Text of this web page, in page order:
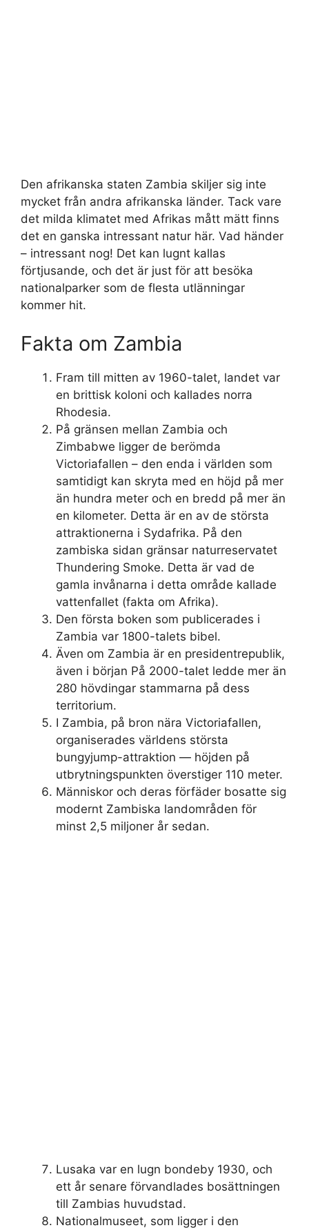
Den afrikanska staten Zambia skiljer sig inte
mycket från andra afrikanska länder. Tack vare
det milda klimatet med Afrikas mått mätt finns
det en ganska intressant natur här. Vad händer
– intressant nog! Det kan lugnt kallas
förtjusande, och det är just för att besöka
nationalparker som de flesta utlänningar
kommer hit.
Fakta om Zambia
Fram till mitten av 1960-talet, landet var
en brittisk koloni och kallades norra
Rhodesia.
På gränsen mellan Zambia och
Zimbabwe ligger de berömda
Victoriafallen – den enda i världen som
samtidigt kan skryta med en höjd på mer
än hundra meter och en bredd på mer än
en kilometer. Detta är en av de största
attraktionerna i Sydafrika. På den
zambiska sidan gränsar naturreservatet
Thundering Smoke. Detta är vad de
gamla invånarna i detta område kallade
vattenfallet (fakta om Afrika).
Den första boken som publicerades i
Zambia var 1800-talets bibel.
Även om Zambia är en presidentrepublik,
även i början På 2000-talet ledde mer än
280 hövdingar stammarna på dess
territorium.
I Zambia, på bron nära Victoriafallen,
organiserades världens största
bungyjump-attraktion — höjden på
utbrytningspunkten överstiger 110 meter.
Människor och deras förfäder bosatte sig
modernt Zambiska landområden för
minst 2,5 miljoner år sedan.
Lusaka var en lugn bondeby 1930, och
ett år senare förvandlades bosättningen
till Zambias huvudstad.
Nationalmuseet, som ligger i den